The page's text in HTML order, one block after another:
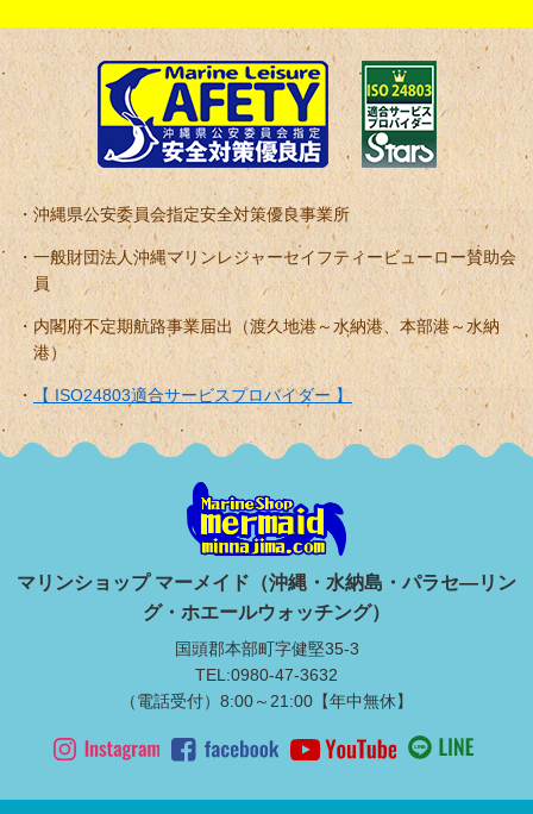
沖縄県公安委員会指定安全対策優良事業所
一般財団法人沖縄マリンレジャーセイフティービューロー賛助会
員
内閣府不定期航路事業届出（渡久地港～水納港、本部港～水納
港）
【 ISO24803適合サービスプロバイダー 】
マリンショップ マーメイド（沖縄・水納島・パラセ―リン
グ・ホエールウォッチング）
国頭郡本部町字健堅35-3
TEL:0980-47-3632
（電話受付）8:00～21:00【年中無休】